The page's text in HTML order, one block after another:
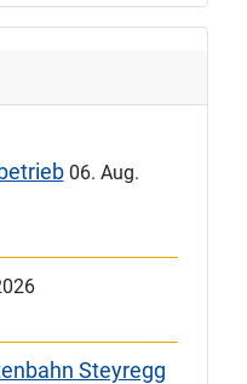
06. Aug.
Steyregg